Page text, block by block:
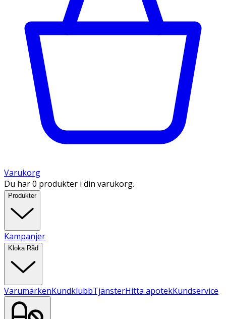
Varukorg
Du har 0 produkter i din varukorg.
Produkter
Kampanjer
Kloka Råd
VarumärkenKundklubbTjänsterHitta apotekKundservice